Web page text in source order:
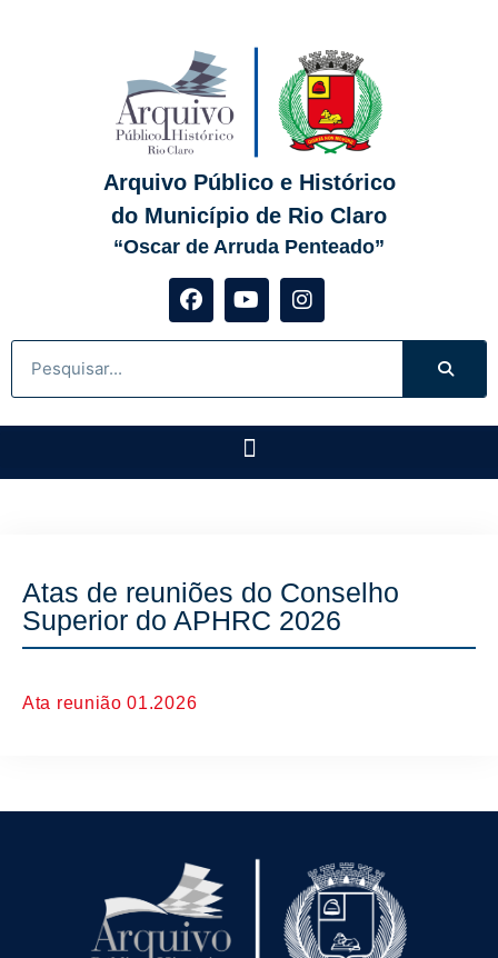
Arquivo Público e Histórico
do Município de Rio Claro
“Oscar de Arruda Penteado”
Atas de reuniões do Conselho
Superior do APHRC 2026
Ata reunião 01.2026